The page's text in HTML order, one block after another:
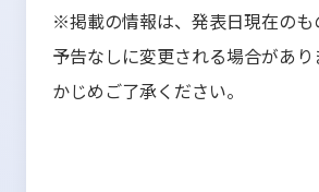
※掲載の情報は、発表日現在のも
予告なしに変更される場合があり
かじめご了承ください。